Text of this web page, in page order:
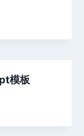
模板